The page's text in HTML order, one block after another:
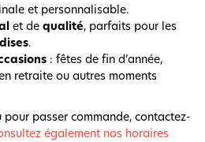
et personnalisable.
et de qualité, parfaits pour les
.
: fêtes de fin d’année,
retraite ou autres moments
pour passer commande, contactez-
également nos horaires